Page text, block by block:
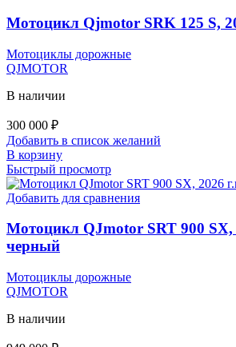
Мотоцикл Qjmotor SRK 125 S,
Мотоциклы дорожные
QJMOTOR
В наличии
300 000 ₽
Добавить в список желаний
В корзину
Быстрый просмотр
Добавить для сравнения
Мотоцикл QJmotor SRT 900 SX,
черный
Мотоциклы дорожные
QJMOTOR
В наличии